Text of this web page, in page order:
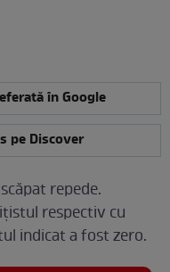
în Google
pe Discover
repede.
respectiv cu
indicat a fost zero.